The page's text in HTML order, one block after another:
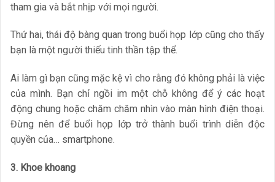
tham gia và bắt nhịp với mọi người.
Thứ hai, thái độ bàng quan trong buổi họp lớp cũng cho thấy
bạn là một người thiếu tinh thần tập thể.
Ai làm gì bạn cũng mặc kệ vì cho rằng đó không phải là việc
của mình. Bạn chỉ ngồi im một chỗ không để ý các hoạt
động chung hoặc chăm chăm nhìn vào màn hình điện thoại.
Đừng nên để buổi họp lớp trở thành buổi trình diễn độc
quyền của… smartphone.
3. Khoe khoang